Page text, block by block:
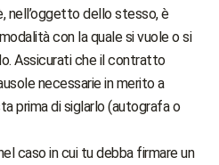
nell’oggetto dello stesso, è
con la quale si vuole o si
Assicurati che il contratto
necessarie in merito a
prima di siglarlo (autografa o
caso in cui tu debba firmare un